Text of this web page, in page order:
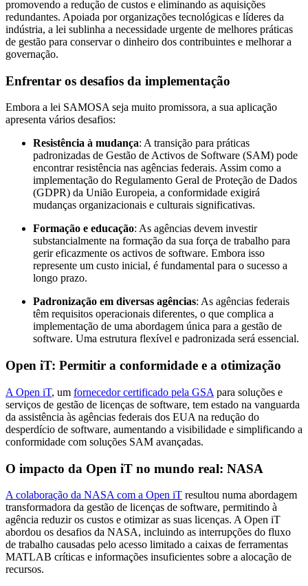
promovendo a redução de custos e eliminando as aquisições
redundantes. Apoiada por organizações tecnológicas e líderes da
indústria, a lei sublinha a necessidade urgente de melhores práticas
de gestão para conservar o dinheiro dos contribuintes e melhorar a
governação.
Enfrentar os desafios da implementação
Embora a lei SAMOSA seja muito promissora, a sua aplicação
apresenta vários desafios:
Resistência à mudança: A transição para práticas
padronizadas de Gestão de Activos de Software (SAM) pode
encontrar resistência nas agências federais. Assim como a
implementação do Regulamento Geral de Proteção de Dados
(GDPR) da União Europeia, a conformidade exigirá
mudanças organizacionais e culturais significativas.
Formação e educação: As agências devem investir
substancialmente na formação da sua força de trabalho para
gerir eficazmente os activos de software. Embora isso
represente um custo inicial, é fundamental para o sucesso a
longo prazo.
Padronização em diversas agências: As agências federais
têm requisitos operacionais diferentes, o que complica a
implementação de uma abordagem única para a gestão de
software. Uma estrutura flexível e padronizada será essencial.
Open iT: Permitir a conformidade e a otimização
A Open iT, um fornecedor certificado pela GSA para soluções e
serviços de gestão de licenças de software, tem estado na vanguarda
da assistência às agências federais dos EUA na redução do
desperdício de software, aumentando a visibilidade e simplificando a
conformidade com soluções SAM avançadas.
O impacto da Open iT no mundo real: NASA
A colaboração da NASA com a Open iT resultou numa abordagem
transformadora da gestão de licenças de software, permitindo à
agência reduzir os custos e otimizar as suas licenças. A Open iT
abordou os desafios da NASA, incluindo as interrupções do fluxo
de trabalho causadas pelo acesso limitado a caixas de ferramentas
MATLAB críticas e informações insuficientes sobre a alocação de
recursos.